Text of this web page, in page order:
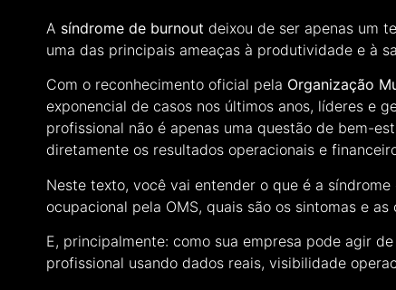
A síndrome de burnout deixou de ser apenas um
uma das principais ameaças à produtividade e à
Com o reconhecimento oficial pela Organização
exponencial de casos nos últimos anos, líderes e
profissional não é apenas uma questão de bem-
diretamente os resultados operacionais e
Neste texto, você vai entender o que é a
ocupacional pela OMS, quais são os sintomas e
E, principalmente: como sua empresa pode agir
profissional usando dados reais, visibilidade